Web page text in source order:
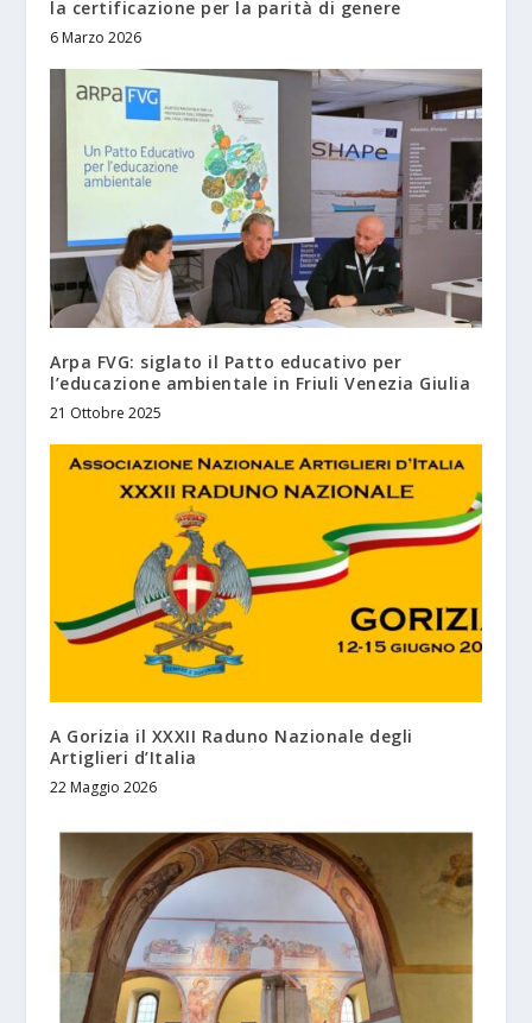
la certificazione per la parità di genere
6 Marzo 2026
Arpa FVG: siglato il Patto educativo per
l’educazione ambientale in Friuli Venezia Giulia
21 Ottobre 2025
A Gorizia il XXXII Raduno Nazionale degli
Artiglieri d’Italia
22 Maggio 2026